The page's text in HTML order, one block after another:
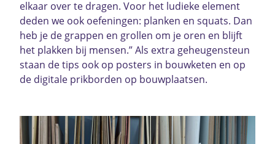
elkaar over te dragen. Voor het ludieke element
deden we ook oefeningen: planken en squats. Dan
heb je de grappen en grollen om je oren en blijft
het plakken bij mensen.” Als extra geheugensteun
staan de tips ook op posters in bouwketen en op
de digitale prikborden op bouwplaatsen.